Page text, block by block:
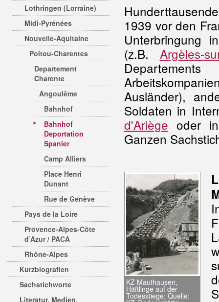
Lothringen (Lorraine)
Midi-Pyrénées
Nouvelle-Aquitaine
Poitou-Charentes
Departement
Charente
Angoulême
Bahnhof
Bahnhof
Deportation
Spanier
Camp Alliers
Place Henri
Dunant
Rue de Genève
Pays de la Loire
Provence-Alpes-Côte
d’Azur / PACA
Rhône-Alpes
Kurzbiografien
Sachstichworte
Literatur, Medien,
1939 vor den
Unterbringung
(z.B. Argèles-
Ausländer),
Soldaten in
d'Ariège oder
Ganzen
KZ Mauthausen,
Häftlinge auf der
Todesstiege; Quelle: